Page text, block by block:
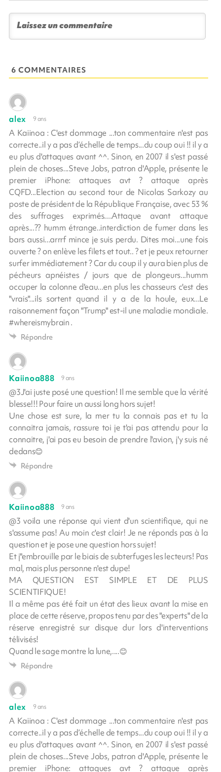
6 COMMENTAIRES
alex 9 ans
A Kaiinoa : C'est dommage ...ton commentaire n'est pas
correcte..il y a pas d’échelle de temps...du coup oui !! il y a
eu plus d'attaques avant ^^. Sinon, en 2007 il s'est passé
plein de choses...Steve Jobs, patron d'Apple, présente le
premier iPhone: attaques avt ? attaque après
CQFD...Election au second tour de Nicolas Sarkozy au
poste de président de la République Française, avec 53 %
des suffrages exprimés....Attaque avant attaque
après...?? humm étrange..interdiction de fumer dans les
bars aussi...arrrf mince je suis perdu. Dites moi...une fois
ouverte ? on enlève les filets et tout.. ? et je peux retourner
surfer immédiatement ? Car du coup il y aura bien plus de
pécheurs apnéistes / jours que de plongeurs...humm
occuper la colonne d'eau...en plus les chasseurs c'est des
"vrais"...ils sortent quand il y a de la houle, eux...Le
raisonnement façon "Trump" est-il une maladie mondiale.
#whereismybrain .
Répondre
Kaiinoa888 9 ans
@3J'ai juste posé une question! Il me semble que la vérité
blesse!!! Pour faire un aussi long hors sujet!
Une chose est sure, la mer tu la connais pas et tu la
connaitra jamais, rassure toi je t'ai pas attendu pour la
connaitre, j'ai pas eu besoin de prendre l'avion, j'y suis né
dedans😊
Répondre
Kaiinoa888 9 ans
@3 voila une réponse qui vient d'un scientifique, qui ne
s'assume pas! Au moin c'est clair! Je ne réponds pas à la
question et je pose une question hors sujet!
Et j"embrouille par le biais de subterfuges les lecteurs! Pas
mal, mais plus personne n'est dupe!
MA QUESTION EST SIMPLE ET DE PLUS
SCIENTIFIQUE!
Il a même pas été fait un état des lieux avant la mise en
place de cette réserve, propos tenu par des "experts" de la
réserve enregistré sur disque dur lors d'interventions
télivisés!
Quand le sage montre la lune,....😊
Répondre
alex 9 ans
A Kaiinoa : C'est dommage ...ton commentaire n'est pas
correcte..il y a pas d’échelle de temps...du coup oui !! il y a
eu plus d'attaques avant ^^. Sinon, en 2007 il s'est passé
plein de choses...Steve Jobs, patron d'Apple, présente le
premier iPhone: attaques avt ? attaque après